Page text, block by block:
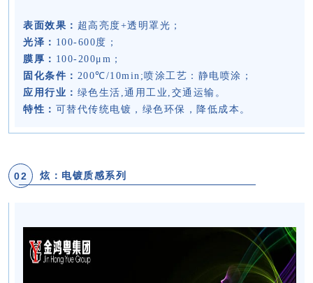
表面效果： 超高亮度+透明罩光；
光泽： 100-600度；
膜厚： 100-200μm；
固化条件： 200℃/10min;喷涂工艺：静电喷涂；
应用行业： 绿色生活,通用工业,交通运输。
特性： 可替代传统电镀，绿色环保，降低成本。
02 炫：电镀质感系列